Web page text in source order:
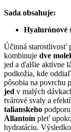
Sada obsahuje:
Hyalurónové
Účinná starostlivosť
kombinuje dve
jed a ďalšie aktívne
podkožia, kde
pôsobia na povrchu
jed v malých
tvárové svaly a
talianskeho
Allantoín pleť
hydratáciu.